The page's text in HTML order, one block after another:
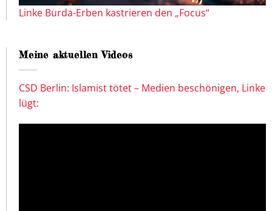
Linke Burda-Erben kastrieren den „Focus“
Meine aktuellen Videos
CSD Berlin: Islamist tötet – Medien beschönigen, Linke
lügt: